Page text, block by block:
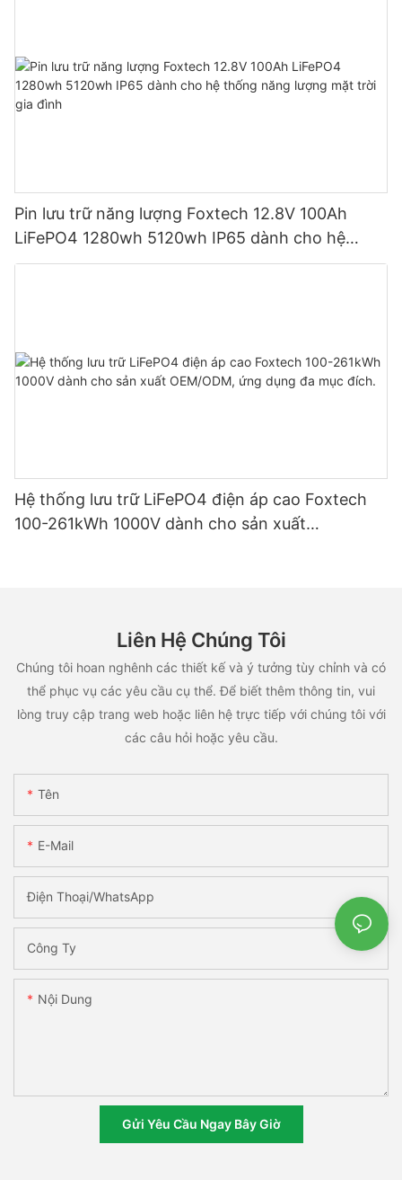
Pin lưu trữ năng lượng Foxtech 12.8V 100Ah
LiFePO4 1280wh 5120wh IP65 dành cho hệ
thống năng lượng mặt trời gia đình
Hệ thống lưu trữ LiFePO4 điện áp cao Foxtech
100-261kWh 1000V dành cho sản xuất
Liên Hệ Chúng Tôi
Chúng tôi hoan nghênh các thiết kế và ý tưởng tùy chỉnh và có
thể phục vụ các yêu cầu cụ thể. Để biết thêm thông tin, vui
lòng truy cập trang web hoặc liên hệ trực tiếp với chúng tôi với
các câu hỏi hoặc yêu cầu.
Tên
E-Mail
Điện Thoại/WhatsApp
Công Ty
Nội Dung
Gửi Yêu Cầu Ngay Bây Giờ